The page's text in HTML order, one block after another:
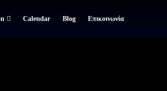
Calendar Blog Επικοινωνία